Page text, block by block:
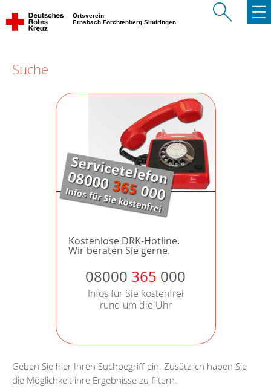
Ortsverein
Ernsbach Forchtenberg Sindringen
Suche
Kostenlose DRK-Hotline.
Wir beraten Sie gerne.
08000 365 000
Infos für Sie kostenfrei
rund um die Uhr
Geben Sie hier Ihren Suchbegriff ein. Zusätzlich haben Sie
die Möglichkeit ihre Ergebnisse zu filtern.